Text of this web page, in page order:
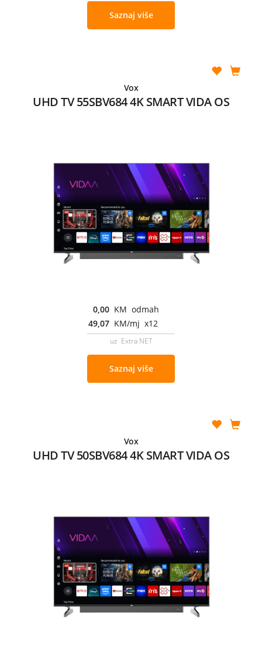
Saznaj više
Vox
UHD TV 55SBV684 4K SMART VIDA OS
0,00 KM odmah
49,07 KM/mj x12
uz Extra NET
Saznaj više
Vox
UHD TV 50SBV684 4K SMART VIDA OS